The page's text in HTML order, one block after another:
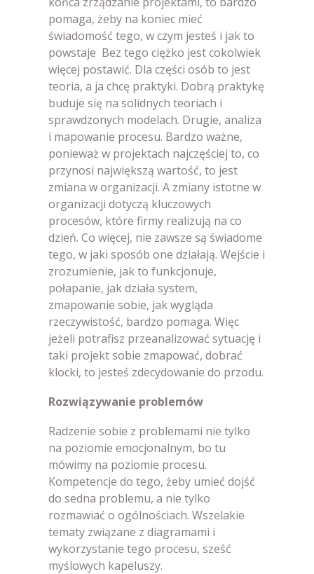
pomaga, żeby na koniec mieć
świadomość tego, w czym jesteś i jak to
powstaje Bez tego ciężko jest cokolwiek
więcej postawić. Dla części osób to jest
teoria, a ja chcę praktyki. Dobrą praktykę
buduje się na solidnych teoriach i
sprawdzonych modelach. Drugie, analiza
i mapowanie procesu. Bardzo ważne,
ponieważ w projektach najczęściej to, co
przynosi największą wartość, to jest
zmiana w organizacji. A zmiany istotne w
organizacji dotyczą kluczowych
procesów, które firmy realizują na co
dzień. Co więcej, nie zawsze są świadome
tego, w jaki sposób one działają. Wejście i
zrozumienie, jak to funkcjonuje,
połapanie, jak działa system,
zmapowanie sobie, jak wygląda
rzeczywistość, bardzo pomaga. Więc
jeżeli potrafisz przeanalizować sytuację i
taki projekt sobie zmapować, dobrać
klocki, to jesteś zdecydowanie do przodu.
Rozwiązywanie problemów
Radzenie sobie z problemami nie tylko
na poziomie emocjonalnym, bo tu
mówimy na poziomie procesu.
Kompetencje do tego, żeby umieć dojść
do sedna problemu, a nie tylko
rozmawiać o ogólnościach. Wszelakie
tematy związane z diagramami i
wykorzystanie tego procesu, sześć
myślowych kapeluszy.